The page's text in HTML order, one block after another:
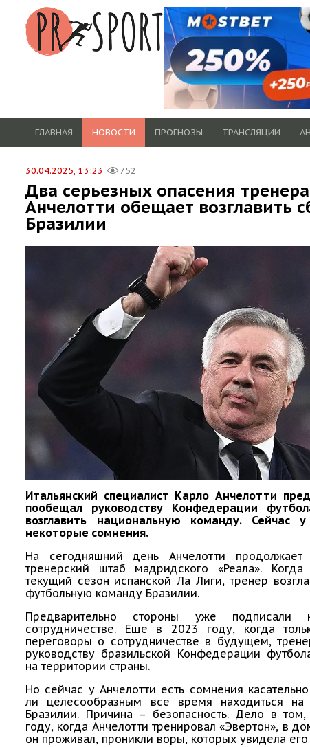
ГЛАВНАЯ НОВОСТИ ПРОГНОЗЫ ТРАНСЛЯЦИИ
30.04.2025, 13:23 752
Два серьезных опасения
Анчелотти обещает возглавить
Бразилии
Итальянский специалист Карло Анчелотти
пообещал руководству Конфедерации
возглавить национальную команду. Сейчас
некоторые сомнения.
На сегодняшний день Анчелотти продолжает
тренерский штаб мадридского «Реала». Когда
текущий сезон испанской Ла Лиги, тренер
футбольную команду Бразилии.
Предварительно стороны уже подписали
сотрудничестве. Еще в 2023 году, когда
переговоры о сотрудничестве в будущем,
руководству бразильской Конфедерации
на территории страны.
Но сейчас у Анчелотти есть сомнения
ли целесообразным все время находиться на
Бразилии. Причина – безопасность. Дело в
году, когда Анчелотти тренировал «Эвертон», в
он проживал, проникли воры, которых увидела его